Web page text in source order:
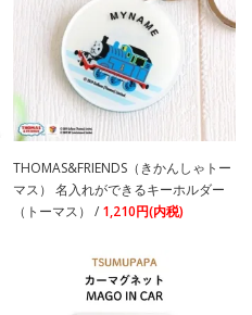
THOMAS&FRIENDS（きかんしゃトー
マス） 名入れができるキーホルダー
（トーマス） / 1,210円(内税)